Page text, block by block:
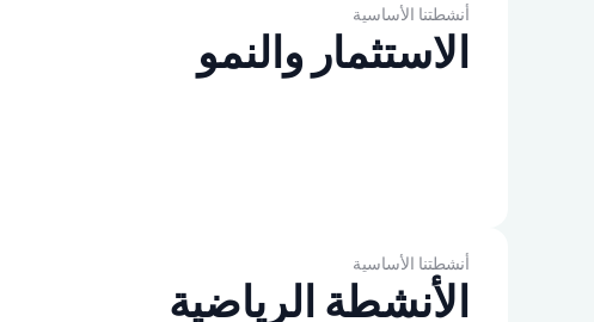
أنشطتنا الأساسية
الاستثمار والنمو
أنشطتنا الأساسية
الأنشطة الرياضية